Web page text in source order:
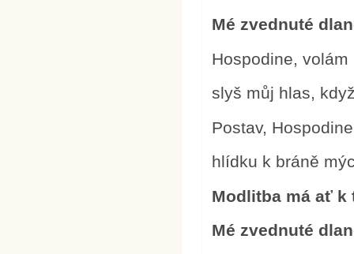
Mé zvednuté
Hospodine,
slyš můj hlas,
Postav,
hlídku k bráně
Modlitba má ať k
Mé zvednuté